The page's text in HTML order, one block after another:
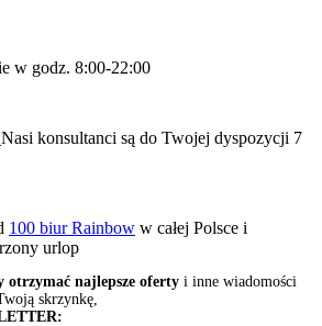
w godz. 8:00-22:00
Nasi konsultanci są do Twojej dyspozycji 7
100 biur Rainbow w całej Polsce i
urlop
otrzymać najlepsze oferty i inne wiadomości
skrzynkę,